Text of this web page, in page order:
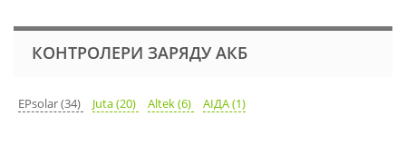
КОНТРОЛЕРИ ЗАРЯДУ АКБ
EPsolar (34) Juta (20) Altek (6) АІДА (1)